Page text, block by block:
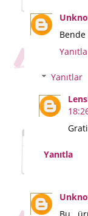
Yanıtla
Yanıtlar
Yanıtla